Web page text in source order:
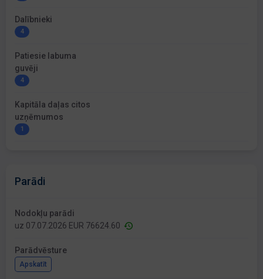
Dalībnieki
4
Patiesie labuma
guvēji
4
Kapitāla daļas citos
uzņēmumos
1
Parādi
Nodokļu parādi
uz 07.07.2026 EUR 76624.60
Parādvēsture
Apskatīt